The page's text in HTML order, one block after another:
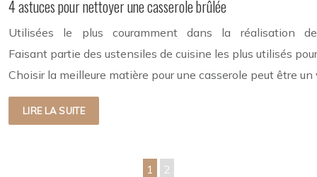
4 astuces pour nettoyer une casserole brûlée
Utilisées le plus couramment dans la réalisation
Faisant partie des ustensiles de cuisine les plus utilisés
Choisir la meilleure matière pour une casserole peut être
LIRE LA SUITE
1 2